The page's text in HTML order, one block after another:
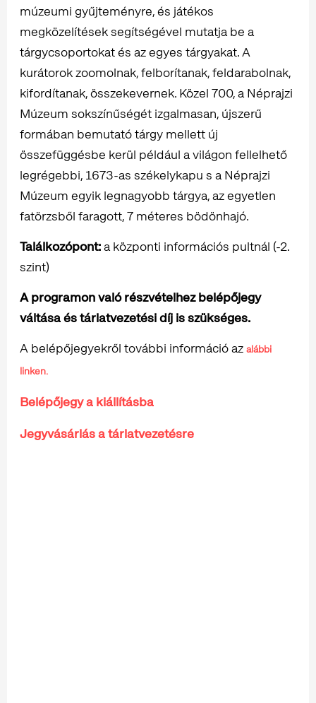
múzeumi gyűjteményre, és játékos
megközelítések segítségével mutatja be a
tárgycsoportokat és az egyes tárgyakat. A
kurátorok zoomolnak, felborítanak, feldarabolnak,
kifordítanak, összekevernek. Közel 700, a Néprajzi
Múzeum sokszínűségét izgalmasan, újszerű
formában bemutató tárgy mellett új
összefüggésbe kerül például a világon fellelhető
legrégebbi, 1673-as székelykapu s a Néprajzi
Múzeum egyik legnagyobb tárgya, az egyetlen
fatörzsből faragott, 7 méteres bödönhajó.
Találkozópont:a központi információs pultnál (-2.
szint)
A programon való részvételhez belépőjegy
váltása és tárlatvezetési díj is szükséges.
A belépőjegyekről további információ az alábbi
linken.
Belépőjegy a kiállításba
Jegyvásárlás a tárlatvezetésre